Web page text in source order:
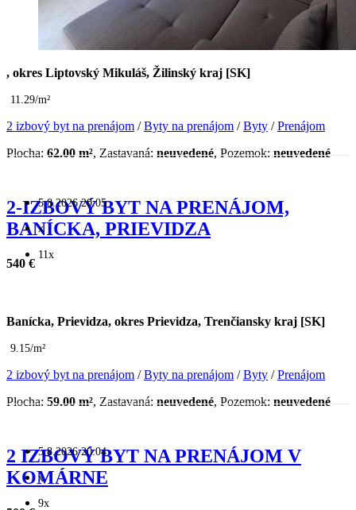
, okres Liptovský Mikuláš, Žilinský kraj [SK]
11.29/m²
2 izbový byt na prenájom /Byty na prenájom /Byty /Prenájom
Plocha: 62.00 m², Zastavaná: neuvedené, Pozemok: neuvedené
5.8.2026 20:05
x
11x
2-IZBOVÝ BYT NA PRENÁJOM,
BANÍCKA, PRIEVIDZA
540 €
Banícka, Prievidza, okres Prievidza, Trenčiansky kraj [SK]
9.15/m²
2 izbový byt na prenájom /Byty na prenájom /Byty /Prenájom
Plocha: 59.00 m², Zastavaná: neuvedené, Pozemok: neuvedené
5.8.2026 20:04
x
9x
2 IZBOVÝ BYT NA PRENÁJOM V
KOMÁRNE